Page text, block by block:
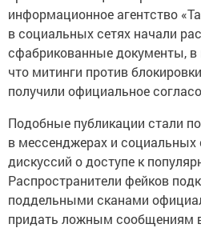
информационное агентство
в социальных сетях начали
сфабрикованные документы, в
что митинги против
получили официальное
Подобные публикации стали
в мессенджерах и социальных
дискуссий о доступе к
Распространители фейков
поддельными сканами
придать ложным сообщениям